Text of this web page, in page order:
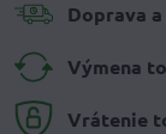
Doprava
Výmena
Vrátenie